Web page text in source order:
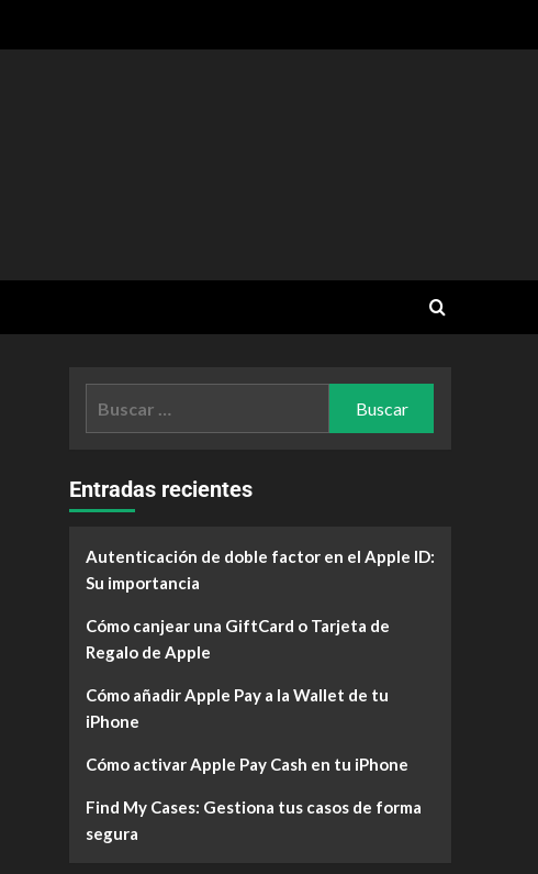
Entradas recientes
Autenticación de doble factor en el Apple ID:
Su importancia
Cómo canjear una GiftCard o Tarjeta de
Regalo de Apple
Cómo añadir Apple Pay a la Wallet de tu
iPhone
Cómo activar Apple Pay Cash en tu iPhone
Find My Cases: Gestiona tus casos de forma
segura